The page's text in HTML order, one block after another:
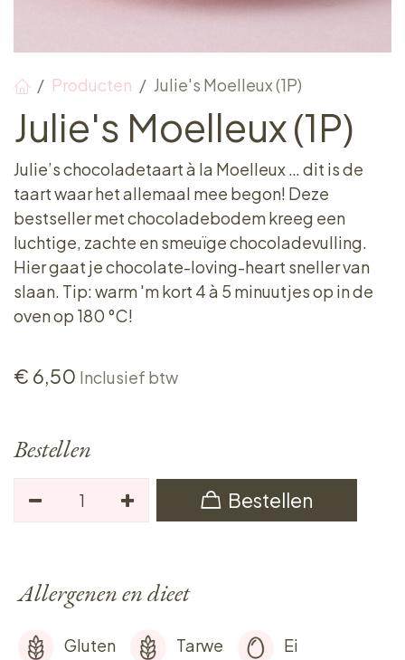
Producten Julie's Moelleux (1P)
Julie's Moelleux (1P)
Julie’s chocoladetaart à la Moelleux … dit is de
taart waar het allemaal mee begon! Deze
bestseller met chocoladebodem kreeg een
luchtige, zachte en smeuïge chocoladevulling.
Hier gaat je chocolate-loving-heart sneller van
slaan. Tip: warm 'm kort 4 à 5 minuutjes op in de
oven op 180 °C!
€ 6,50 Inclusief btw
Bestellen
Bestellen
Allergenen en dieet
Gluten Tarwe Ei